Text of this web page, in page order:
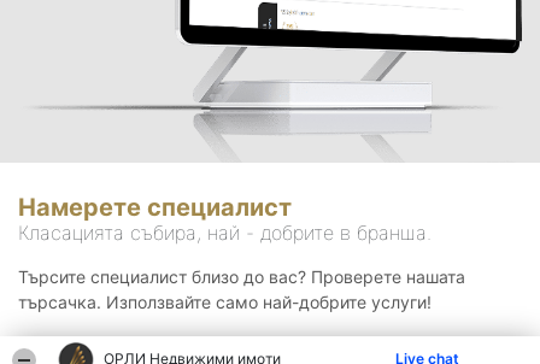
ОРЛИ Недвижими имоти Live chat
Намерете специалист
Класацията събира, най - добрите в бранша.
Търсите специалист близо до вас? Проверете нашата
търсачка. Използвайте само най-добрите услуги!